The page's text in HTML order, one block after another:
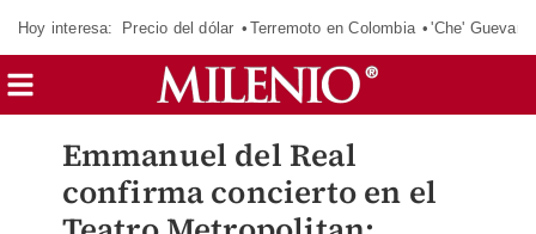
Hoy interesa: Precio del dólar Terremoto en Colombia 'Che' Guevara
Emmanuel del Real
confirma concierto en el